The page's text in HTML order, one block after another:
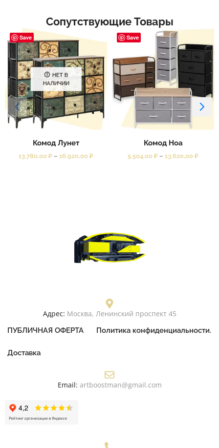
Сопутствующие Товары
Save
НЕТ В
НАЛИЧИИ
Комод Лунет
13.780,00 ₽ – 16.920,00 ₽
Save
Комод Ноа
5.504,00 ₽ – 13.620,00 ₽
Адрес: Москва, Ленинский проспект 45
ПУБЛИЧНАЯ ОФЕРТА Политика конфиденциальности.
Доставка
Email: artboostman@gmail.com